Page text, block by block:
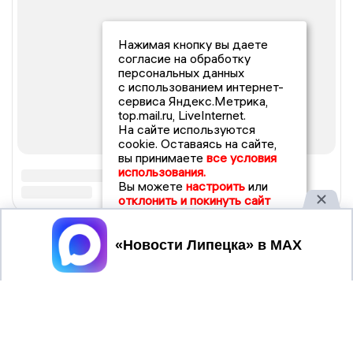
Нажимая кнопку вы даете
согласие на обработку
персональных данных
с использованием интернет-
сервиса Яндекс.Метрика,
top.mail.ru, LiveInternet.
На сайте используются
cookie. Оставаясь на сайте,
вы принимаете все условия
использования.
Вы можете настроитьили
отклонить и покинуть сайт
Принять